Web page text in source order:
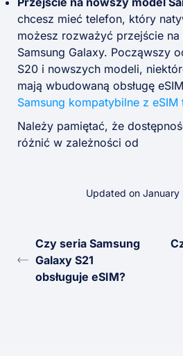
chcesz mieć telefon, który
możesz rozważyć przejście
Samsung Galaxy. Począwszy
S20 i nowszych modeli,
mają wbudowaną obsługę
Samsung kompatybilne z eSIM
Należy pamiętać, że
różnić w zależności od
Updated on
Czy seria Samsung
Galaxy S21
obsługuje eSIM?